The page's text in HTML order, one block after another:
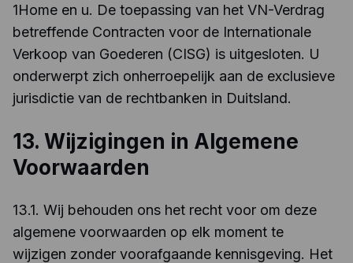
1Home en u. De toepassing van het VN-Verdrag
betreffende Contracten voor de Internationale
Verkoop van Goederen (CISG) is uitgesloten. U
onderwerpt zich onherroepelijk aan de exclusieve
jurisdictie van de rechtbanken in Duitsland.
13. Wijzigingen in Algemene
Voorwaarden
13.1. Wij behouden ons het recht voor om deze
algemene voorwaarden op elk moment te
wijzigen zonder voorafgaande kennisgeving. Het